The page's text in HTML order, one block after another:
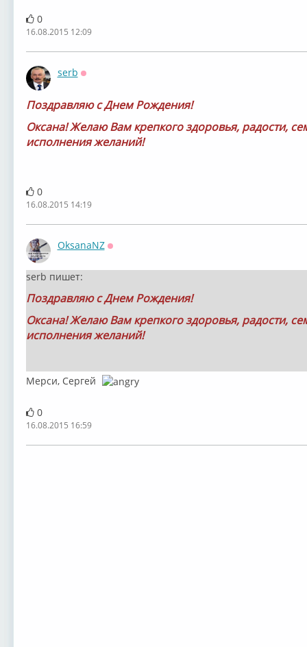
0
16.08.2015 12:09
serb
Поздравляю с Днем Рождения!
Оксана! Желаю Вам крепкого здоровья, радости,
исполнения желаний!
0
16.08.2015 14:19
OksanaNZ
serb пишет:
Поздравляю с Днем Рождения!
Оксана! Желаю Вам крепкого здоровья, радости,
исполнения желаний!
Мерси, Сергей
0
16.08.2015 16:59